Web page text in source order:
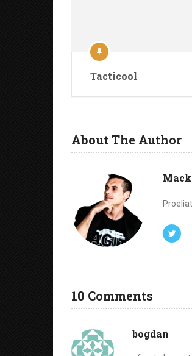
Tacticool
About The Author
Mack
10 Comments
bogdan